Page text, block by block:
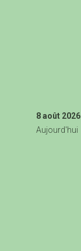
8 août 2026
Aujourd'hui